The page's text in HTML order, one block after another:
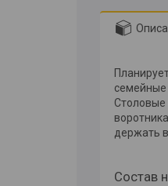
семейные
Столовые
держать
Состав